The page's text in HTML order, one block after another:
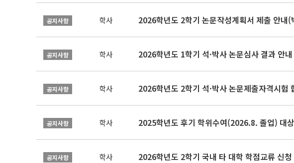
공지사항 학사
공지사항 학사 2026학년도 1학기 석·박사 논문심사 결과
공지사항 학사 2026학년도 2학기 석·박사 논문제출자격시
공지사항 학사 2025학년도 후기 학위수여(2026.8. 졸업) 대
공지사항 학사 2026학년도 2학기 국내 타 대학 학점교류 신청